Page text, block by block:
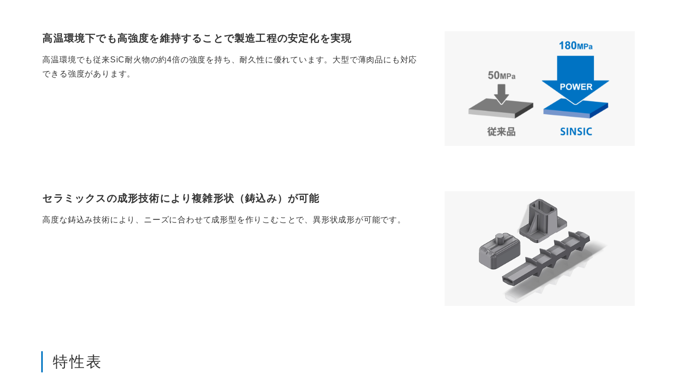
高温環境下でも高強度を維持することで製造工程の安定化を実現
高温環境でも従来SiC耐火物の約4倍の強度を持ち、耐久性に優れています。大型で薄肉品にも対応
できる強度があります。
セラミックスの成形技術により複雑形状（鋳込み）が可能
高度な鋳込み技術により、ニーズに合わせて成形型を作りこむことで、異形状成形が可能です。
特性表